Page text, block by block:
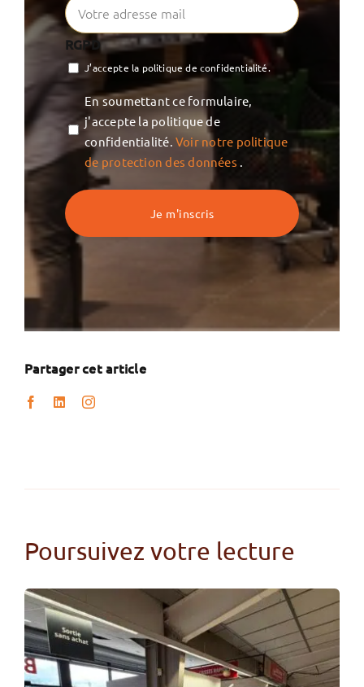
RGPD
J’accepte la politique de confidentialité.
Vie
privée
En soumettant ce formulaire,
j'accepte la politique de
confidentialité.Voir notre politique
de protection des données
Partager cet article
Poursuivez votre lecture